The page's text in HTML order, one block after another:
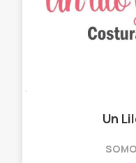
Un